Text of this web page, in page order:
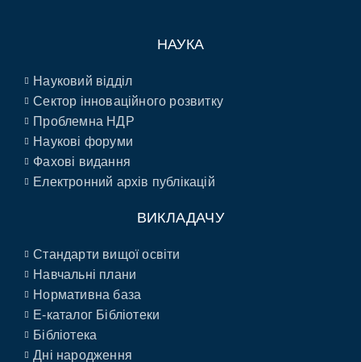
НАУКА
Науковий відділ
Сектор інноваційного розвитку
Проблемна НДР
Наукові форуми
Фахові видання
Електронний архів публікацій
ВИКЛАДАЧУ
Стандарти вищої освіти
Навчальні плани
Нормативна база
E-каталог Бібліотеки
Бібліотека
Дні народження